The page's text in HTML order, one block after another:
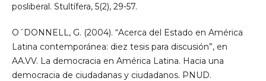
posliberal. Stultífera, 5(2), 29-57.
O´DONNELL, G. (2004). “Acerca del Estado en América
Latina contemporánea: diez tesis para discusión”, en
AA.VV. La democracia en América Latina. Hacia una
democracia de ciudadanas y ciudadanos. PNUD.